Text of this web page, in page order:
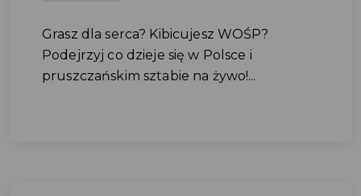
Grasz dla serca? Kibicujesz WOŚP?
Podejrzyj co dzieje się w Polsce i
pruszczańskim sztabie na żywo!...